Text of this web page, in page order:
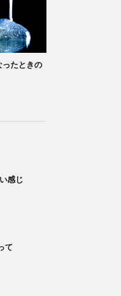
たときの
感じ
て